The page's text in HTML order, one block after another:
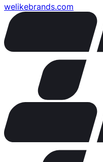
welikebrands.com